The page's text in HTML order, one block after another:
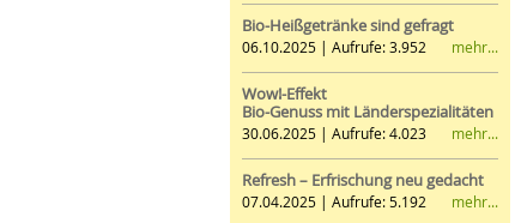
Bio-Heißgetränke sind gefragt
06.10.2025 | Aufrufe: 3.952 mehr...
Wow!-Effekt
Bio-Genuss mit Länderspezialitäten
30.06.2025 | Aufrufe: 4.023 mehr...
Refresh – Erfrischung neu gedacht
07.04.2025 | Aufrufe: 5.192 mehr...